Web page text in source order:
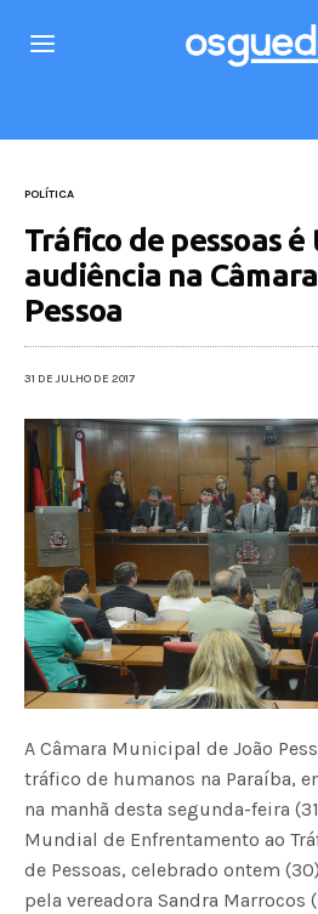
POLÍTICA
Tráfico de pessoas é
audiência na
Pessoa
31 DE JULHO DE 2017
A Câmara Municipal de João
tráfico de humanos na Paraíba,
na manhã desta segunda-feira
Mundial de Enfrentamento ao
de Pessoas, celebrado ontem
pela vereadora Sandra Marrocos